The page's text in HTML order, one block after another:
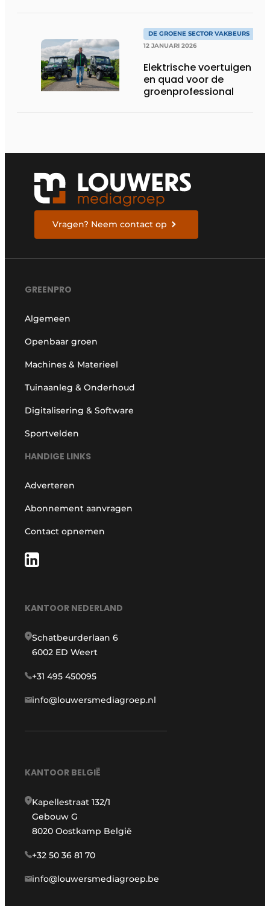
DE GROENE SECTOR VAKBEURS
12 JANUARI 2026
Elektrische voertuigen
en quad voor de
groenprofessional
Vragen? Neem contact op
GREENPRO
Algemeen
Openbaar groen
Machines & Materieel
Tuinaanleg & Onderhoud
Digitalisering & Software
Sportvelden
HANDIGE LINKS
Adverteren
Abonnement aanvragen
Contact opnemen
KANTOOR NEDERLAND
Schatbeurderlaan 6
6002 ED Weert
+31 495 450095
info@louwersmediagroep.nl
KANTOOR BELGIË
Kapellestraat 132/1
Gebouw G
8020 Oostkamp België
+32 50 36 81 70
info@louwersmediagroep.be